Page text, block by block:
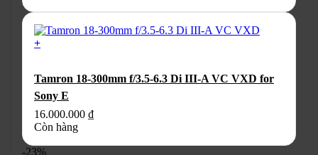
Các
tùy
chọn
được
chọn
trên
trang
sản
phẩm
đến
+
Tamron 18-300mm f/3.5-6.3 Di III-A VC VXD for
Sony E
16.000.000 ₫
Còn hàng
-23%